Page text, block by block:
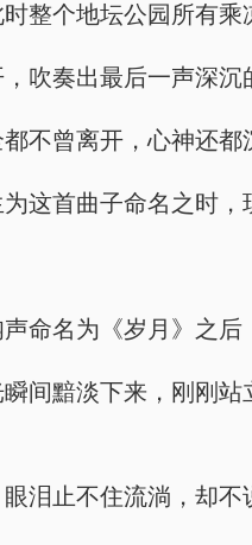
整个地坛公园所有
吹奏出最后一声深
不曾离开，心神还都
这首曲子命名之时
命名为《岁月》之后
间黯淡下来，刚刚
泪止不住流淌，却不